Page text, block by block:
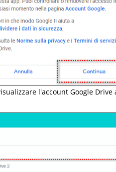
l'account Google